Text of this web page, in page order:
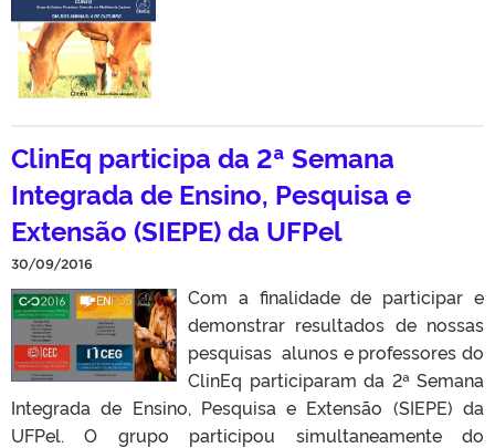
ClinEq participa da 2ª Semana
Integrada de Ensino, Pesquisa e
Extensão (SIEPE) da UFPel
30/09/2016
Com a finalidade de participar e
demonstrar resultados de nossas
pesquisas alunos e professores do
ClinEq participaram da 2ª Semana
Integrada de Ensino, Pesquisa e Extensão (SIEPE) da
UFPel. O grupo participou simultaneamente do